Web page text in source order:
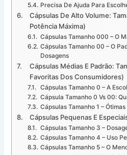
Precisa De Ajuda Para
Cápsulas De Alto Volume:
Potência Máxima)
Cápsulas Tamanho 000 – O
Cápsulas Tamanho 00 – O
Dosagens
Cápsulas Médias E Padrão:
Favoritas Dos Consumidores)
Cápsulas Tamanho 0 – A
Cápsula Tamanho 0 Vs 00:
Cápsulas Tamanho 1 –
Cápsulas Pequenas E
Cápsulas Tamanho 3 –
Cápsulas Tamanho 4 – Uso
Cápsulas Tamanho 5 – O